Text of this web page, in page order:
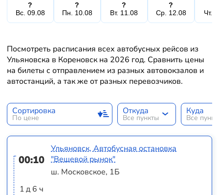
?
Вс. 09.08
?
Пн. 10.08
?
Вт. 11.08
?
Ср. 12.08
Чт.
Посмотреть расписания всех автобусных рейсов из
Ульяновска в Кореновск на 2026 год. Сравнить цены
на билеты с отправлением из разных автовокзалов и
автостанций, а так же от разных перевозчиков.
Сортировка
По цене
Откуда
Все пункты
Куда
Все
00:10
1 д 6 ч
Ульяновск, Автобусная остановка
"Вещевой рынок"
ш. Московское, 1Б